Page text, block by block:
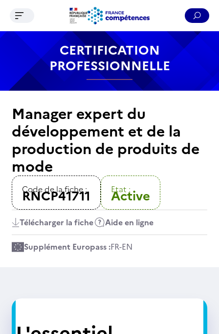
Contenu Recherche Menu Pied de page
Ouvrir le menu de navigation
CERTIFICATION
PROFESSIONNELLE
Manager expert du
développement et de la
production de produits de
mode
Code de la fiche :
RNCP41711 Etat :
Active
Télécharger la fiche Aide en ligne
Supplément Europass :FR-EN